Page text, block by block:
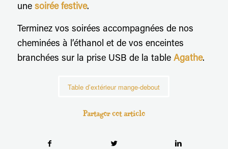
une soirée festive.
Terminez vos soirées accompagnées de nos
cheminées à l’éthanol et de vos enceintes
branchées sur la prise USB de la tableAgathe.
Table d’extérieur mange-debout
Partager cet article